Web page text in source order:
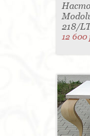
218/
12